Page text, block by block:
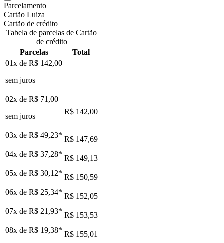
Parcelamento
Cartão Luiza
Cartão de crédito
Tabela de parcelas de Cartão
de crédito
Parcelas
Total
01x de R$ 142,00
sem juros
02x de R$ 71,00
sem juros
R$ 142,00
03x de R$ 49,23* R$ 147,69
04x de R$ 37,28* R$ 149,13
05x de R$ 30,12* R$ 150,59
06x de R$ 25,34* R$ 152,05
07x de R$ 21,93* R$ 153,53
08x de R$ 19,38* R$ 155,01